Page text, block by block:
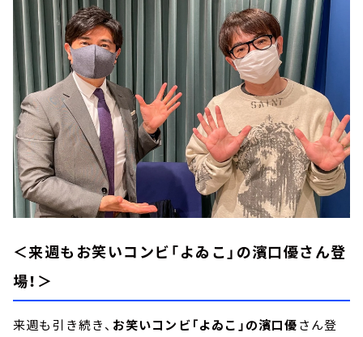
＜来週もお笑いコンビ「よゐこ」の濱口優さん登
場！＞
来週も引き続き、 お笑いコンビ「よゐこ」の濱口優さん登